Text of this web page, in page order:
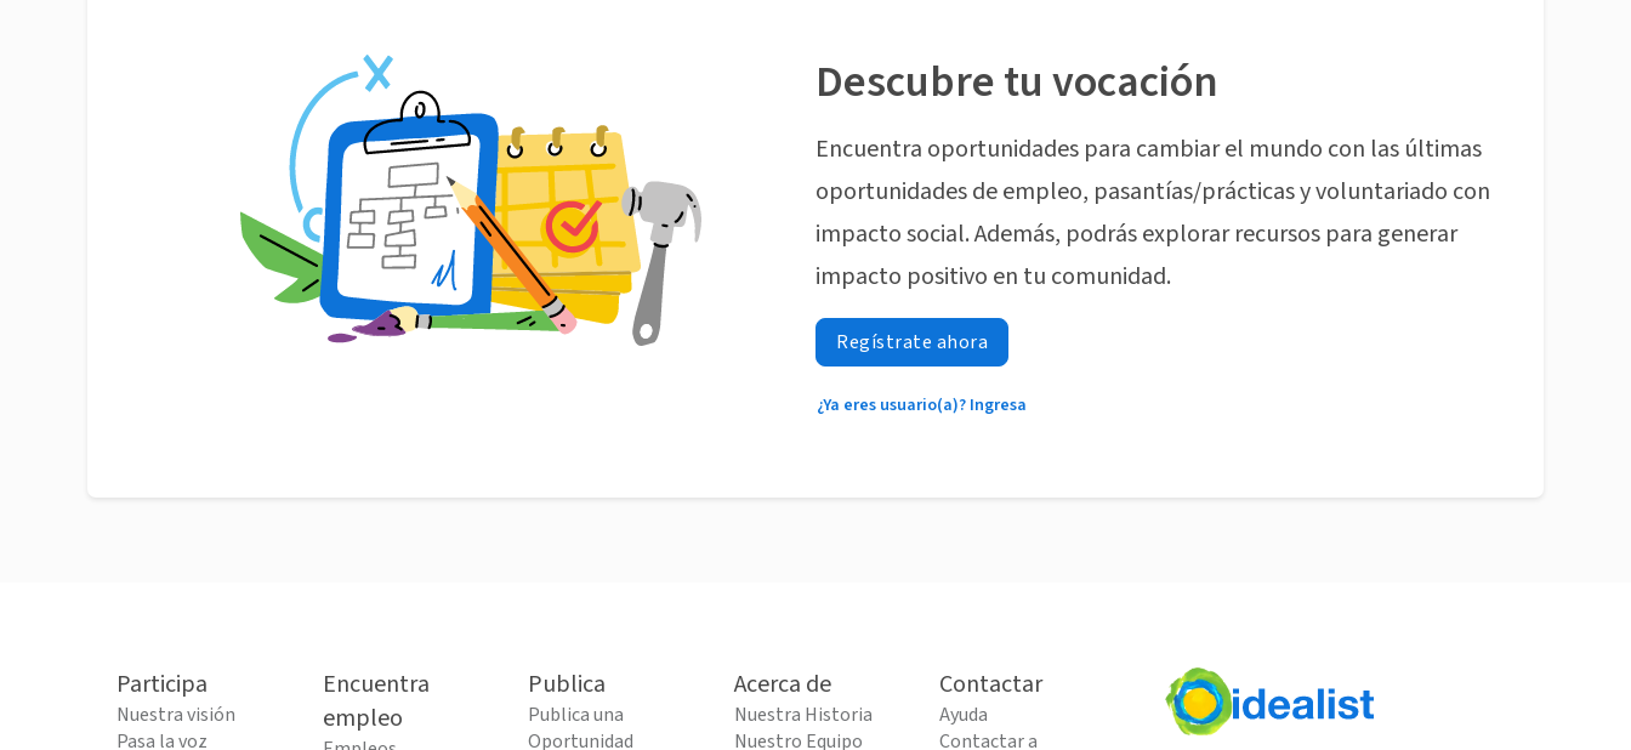
Descubre tu vocación
Encuentra oportunidades para cambiar el mundo con las últimas
oportunidades de empleo, pasantías/prácticas y voluntariado con
impacto social. Además, podrás explorar recursos para generar
impacto positivo en tu comunidad.
Regístrate ahora
¿Ya eres usuario(a)? Ingresa
Participa
Nuestra visión
Pasa la voz
Encuentra
empleo
Publica
Publica una
Oportunidad
Acerca de
Nuestra Historia
Nuestro Equipo
Contactar
Ayuda
Contactar a